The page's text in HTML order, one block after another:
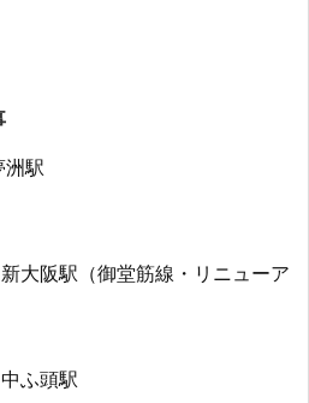
洲駅
大阪駅（御堂筋線・リニューア
ふ頭駅